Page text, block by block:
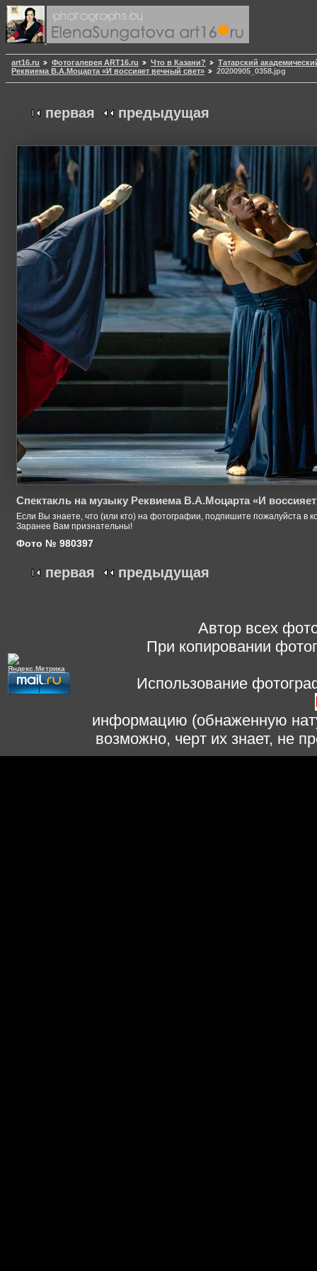
art16.ru Фотогалерея ART16.ru Что в Казани?
Татарский
Реквиема В.А.Моцарта «И воссияет вечный свет»
20200905_0358.jpg
первая предыдущая
Спектакль на музыку Реквиема В.А.Моцарта «И
Если Вы знаете, что (или кто) на фотографии, подпишите пожалуйста в
Заранее Вам признательны!
Фото № 980397
первая предыдущая
Автор всех
При копировании
Использование
информацию (обнаженную
возможно, черт их знает, не